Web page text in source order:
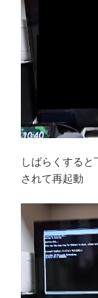
しばらくする
されて再起動